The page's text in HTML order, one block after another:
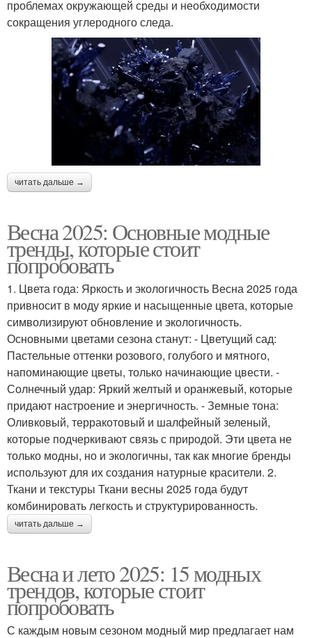
проблемах окружающей среды и необходимости
сокращения углеродного следа.
читать дальше →
Весна 2025: Основные модные
тренды, которые стоит
попробовать
1. Цвета года: Яркость и экологичность Весна 2025 года
привносит в моду яркие и насыщенные цвета, которые
символизируют обновление и экологичность.
Основными цветами сезона станут: - Цветущий сад:
Пастельные оттенки розового, голубого и мятного,
напоминающие цветы, только начинающие цвести. -
Солнечный удар: Яркий желтый и оранжевый, которые
придают настроение и энергичность. - Земные тона:
Оливковый, терракотовый и шалфейный зеленый,
которые подчеркивают связь с природой. Эти цвета не
только модны, но и экологичны, так как многие бренды
используют для их создания натурные красители. 2.
Ткани и текстуры Ткани весны 2025 года будут
комбинировать легкость и структурированность.
читать дальше →
Весна и лето 2025: 15 модных
трендов, которые стоит
попробовать
С каждым новым сезоном модный мир предлагает нам